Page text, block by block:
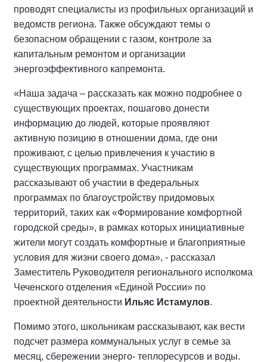
проводят специалисты из профильных организаций и
ведомств региона. Также обсуждают темы о
безопасном обращении с газом, контроле за
капитальным ремонтом и организации
энергоэффективного капремонта.
«Наша задача – рассказать как можно подробнее о
существующих проектах, пошагово донести
информацию до людей, которые проявляют
активную позицию в отношении дома, где они
проживают, с целью привлечения к участию в
существующих программах. Участникам
рассказывают об участии в федеральных
программах по благоустройству придомовых
территорий, таких как «Формирование комфортной
городской среды», в рамках которых инициативные
жители могут создать комфортные и благоприятные
условия для жизни своего дома», - рассказал
Заместитель Руководителя регионального исполкома
Чеченского отделения «Единой России» по
проектной деятельности Ильяс Истамулов.
Помимо этого, школьникам рассказывают, как вести
подсчет размера коммунальных услуг в семье за
месяц, сбережении энерго- теплоресурсов и воды.